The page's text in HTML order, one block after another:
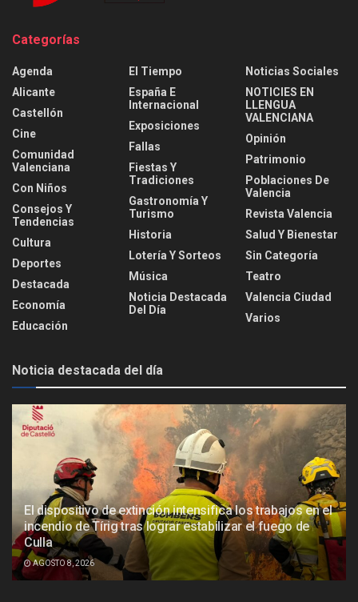
Categorías
Agenda
Alicante
Castellón
Cine
Comunidad
Valenciana
Con Niños
Consejos Y
Tendencias
Cultura
Deportes
Destacada
Economía
Educación
El Tiempo
España E
Internacional
Exposiciones
Fallas
Fiestas Y
Tradiciones
Gastronomía Y
Turismo
Historia
Lotería Y Sorteos
Música
Noticia Destacada
Del Día
Noticias Sociales
NOTICIES EN
LLENGUA
VALENCIANA
Opinión
Patrimonio
Poblaciones De
Valencia
Revista Valencia
Salud Y Bienestar
Sin Categoría
Teatro
Valencia Ciudad
Varios
Noticia destacada del día
El dispositivo de extinción intensifica los trabajos en el
incendio de Tírig tras lograr estabilizar el fuego de
Culla
AGOSTO 8, 2026